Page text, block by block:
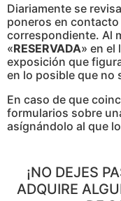
Diariamente se
poneros en
correspondiente. Al
«RESERVADA» en el
exposición que
en lo posible que no
En caso de que
formularios sobre
asígnándolo al que
¡NO DEJES
ADQUIRE